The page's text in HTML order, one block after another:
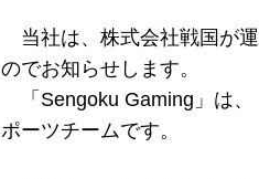
当社は、株式会社戦国が
のでお知らせします。
「Sengoku Gaming」は、
ポーツチームです。